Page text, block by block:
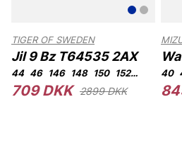
31 33 34
TIGER OF SWEDEN
Jil 9 Bz T64535 2AX
44 46 146 148 150 152 92 96
709 DKK 2899 DKK
40